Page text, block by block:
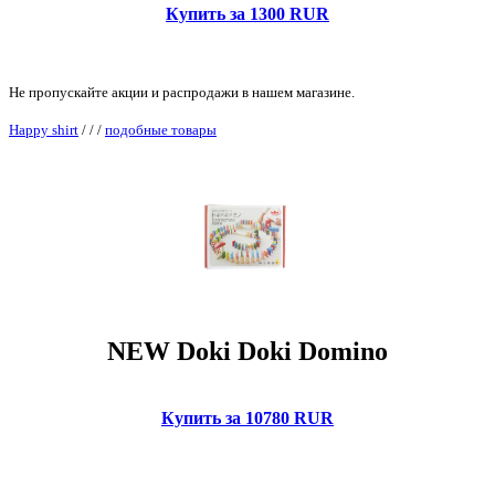
Купить за 1300 RUR
Не пропускайте акции и распродажи в нашем магазине.
Happy shirt / / / подобные товары
NEW Doki Doki Domino
Купить за 10780 RUR